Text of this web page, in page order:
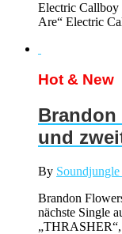
Electric Callboy
Are“ Electric
Hot & New
Brandon
und
By
Brandon
nächste Single
„THRASHER“,